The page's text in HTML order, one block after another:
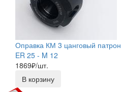
Оправка КМ 3 цанговый
ER 25 - M 12
1869₽/шт.
В корзину